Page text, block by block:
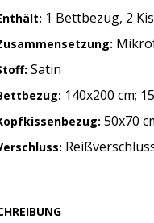
1 Bettbezug, 2
Satin
140x200 cm;
50x70